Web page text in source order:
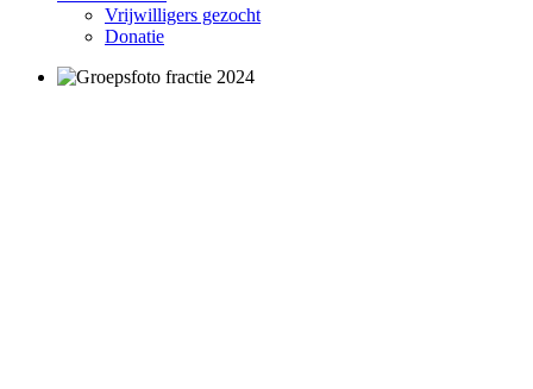
Vrijwilligers gezocht
Donatie